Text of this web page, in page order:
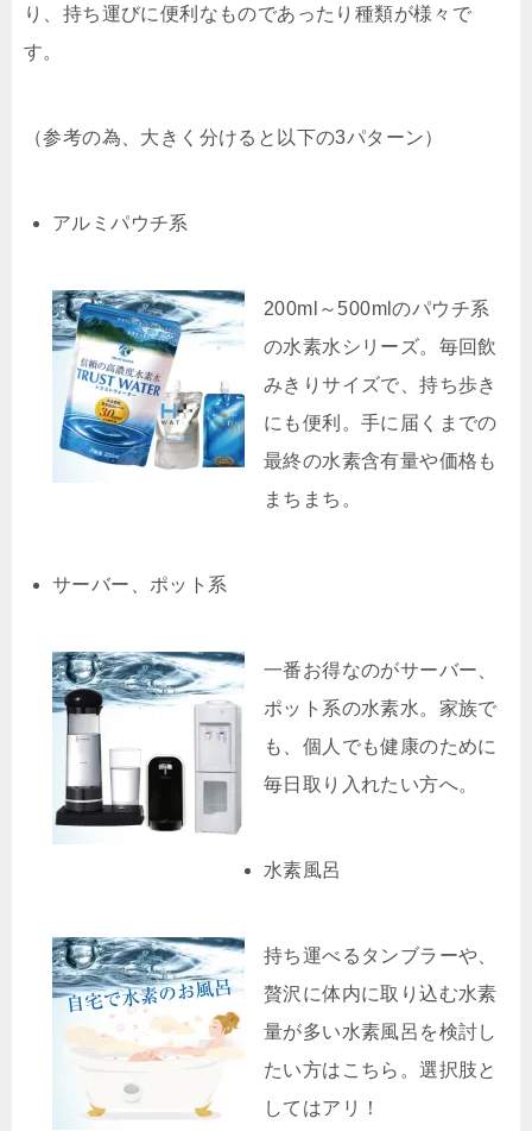
り、持ち運びに便利なものであったり種類が様々で
す。
（参考の為、大きく分けると以下の3パターン）
アルミパウチ系
200ml～500mlのパウチ系
の水素水シリーズ。毎回飲
みきりサイズで、持ち歩き
にも便利。手に届くまでの
最終の水素含有量や価格も
まちまち。
サーバー、ポット系
一番お得なのがサーバー、
ポット系の水素水。家族で
も、個人でも健康のために
毎日取り入れたい方へ。
水素風呂
持ち運べるタンブラーや、
贅沢に体内に取り込む水素
量が多い水素風呂を検討し
たい方はこちら。選択肢と
してはアリ！